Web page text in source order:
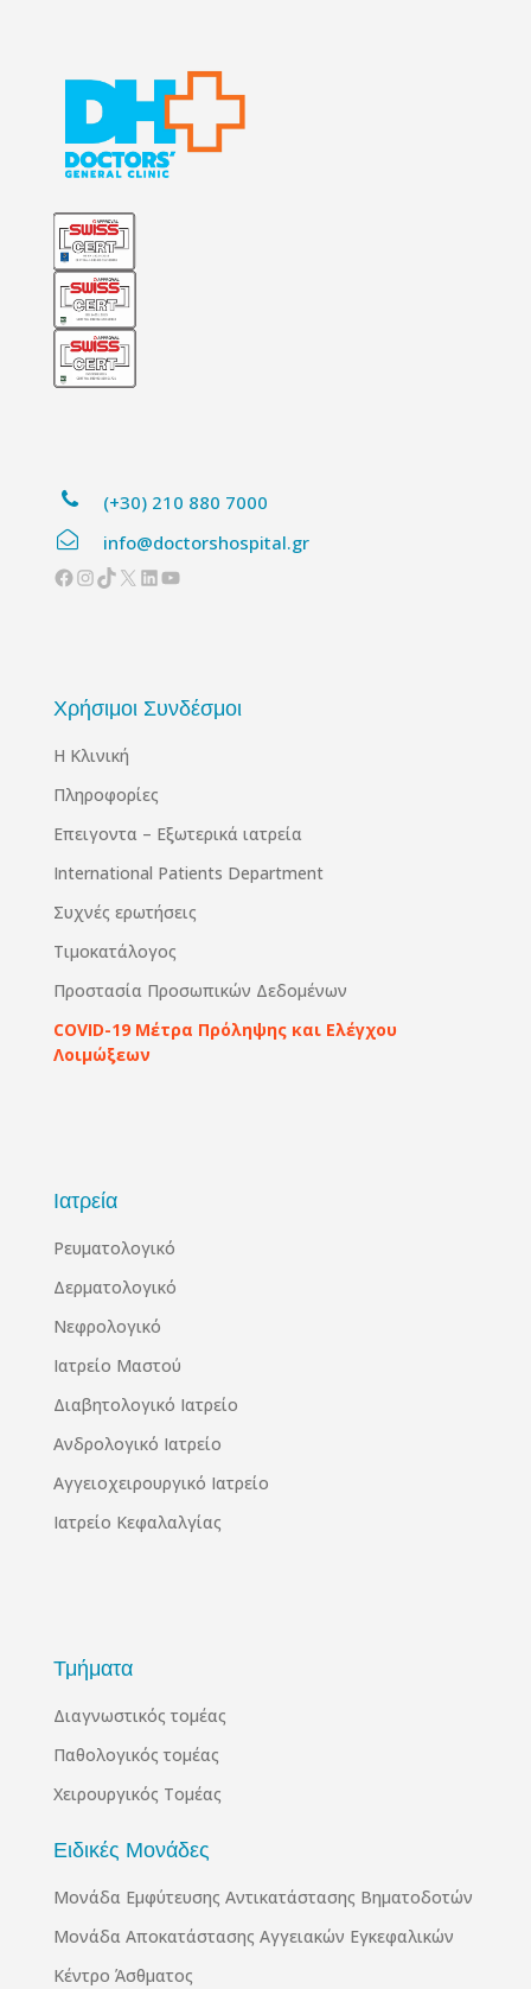
(+30) 210 880 7000
info@doctorshospital.gr
Facebook
Instagram
TikTok
X Linkedin
YouTube
Χρήσιμοι Συνδέσμοι
Η Κλινική
Πληροφορίες
Επειγοντα – Εξωτερικά ιατρεία
International Patients Department
Συχνές ερωτήσεις
Τιμοκατάλογος
Προστασία Προσωπικών Δεδομένων
COVID-19 Μέτρα Πρόληψης και Ελέγχου
Λοιμώξεων
Ιατρεία
Ρευματολογικό
Δερματολογικό
Νεφρολογικό
Ιατρείο Μαστού
Διαβητολογικό Ιατρείο
Ανδρολογικό Ιατρείο
Αγγειοχειρουργικό Ιατρείο
Ιατρείο Κεφαλαλγίας
Τμήματα
Διαγνωστικός τομέας
Παθολογικός τομέας
Χειρουργικός Τομέας
Ειδικές Μονάδες
Μονάδα Εμφύτευσης Αντικατάστασης Βηματοδοτών
Μονάδα Αποκατάστασης Αγγειακών Εγκεφαλικών
Κέντρο Άσθματος